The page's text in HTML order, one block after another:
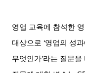
영업 교육에 참석한
대상으로 ‘영업의 성
무엇인가’라는 질문을